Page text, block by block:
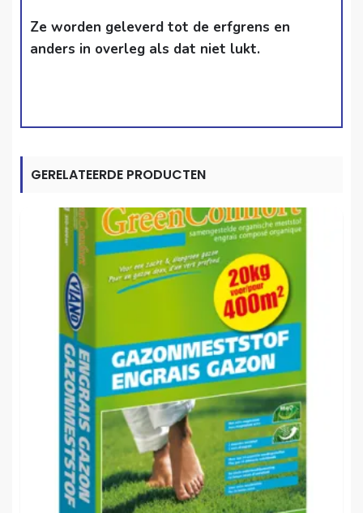
Ze worden geleverd tot de erfgrens en
anders in overleg als dat niet lukt.
GERELATEERDE PRODUCTEN